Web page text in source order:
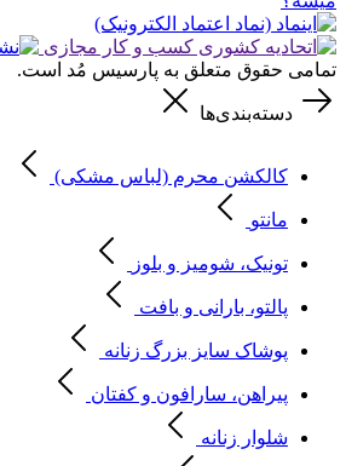
تمامی حقوق متعلق به پارسیس مُد است.
دسته‌بندی‌ها
کالکشن محرم (لباس مشکی)
مانتو
تونیک، شومیز و بلوز
پالتو، بارانی و بافت
پوشاک سایز بزرگ زنانه
پیراهن، سارافون و کفتان
شلوار زنانه